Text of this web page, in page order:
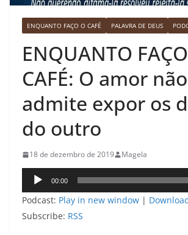
ENQUANTO FAÇO O CAFÉ PALAVRA DE DEUS
ENQUANTO
CAFÉ: O amor não
admite expor os
do outro
18 de dezembro de 2019 Magela
Tocador
de
áudio
00:00
Podcast: Play in new window |
Subscribe: RSS